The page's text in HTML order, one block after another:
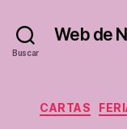
Buscar
Web de
CARTAS